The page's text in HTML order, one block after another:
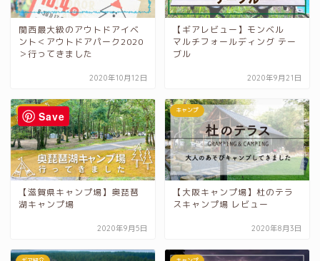
関西最大級のアウトドアイベ
ント＜アウトドアパーク2020
＞行ってきました
2020年10月12日
【ギアレビュー】モンベル
マルチフォールディング テー
ブル
2020年9月21日
キャンプ
【滋賀県キャンプ場】奥琵琶
湖キャンプ場
2020年9月5日
キャンプ
【大阪キャンプ場】杜のテラ
スキャンプ場 レビュー
2020年8月3日
Save